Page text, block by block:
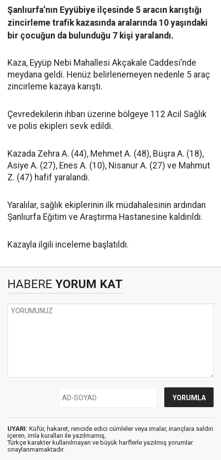
Şanlıurfa’nın Eyyübiye ilçesinde 5 aracın karıştığı
zincirleme trafik kazasında aralarında 10 yaşındaki
bir çocuğun da bulunduğu 7 kişi yaralandı.
Kaza, Eyyüp Nebi Mahallesi Akçakale Caddesi’nde
meydana geldi. Henüz belirlenemeyen nedenle 5 araç
zincirleme kazaya karıştı.
Çevredekilerin ihbarı üzerine bölgeye 112 Acil Sağlık
ve polis ekipleri sevk edildi.
Kazada Zehra A. (44), Mehmet A. (48), Büşra A. (18),
Asiye A. (27), Enes A. (10), Nisanur A. (27) ve Mahmut
Z. (47) hafif yaralandı.
Yaralılar, sağlık ekiplerinin ilk müdahalesinin ardından
Şanlıurfa Eğitim ve Araştırma Hastanesine kaldırıldı.
Kazayla ilgili inceleme başlatıldı.
HABERE YORUM KAT
UYARI: Küfür, hakaret, rencide edici cümleler veya imalar, inançlara saldırı
içeren, imla kuralları ile yazılmamış,
Türkçe karakter kullanılmayan ve büyük harflerle yazılmış yorumlar
onaylanmamaktadır.